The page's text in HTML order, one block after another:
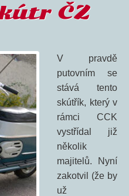
ČZ
V pravdě
putovním se
stává tento
skútřík, který v
rámci CCK
vystřídal již
několik
majitelů. Nyní
zakotvil (že by
už